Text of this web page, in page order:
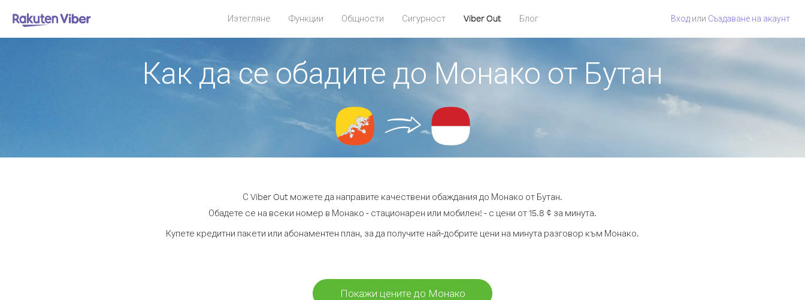
Изтегляне Функции Общности Сигурност Viber Out Блог Вход или Създаване на акаунт
Как да се обадите до Монако от Бутан
С Viber Out можете да направите качествени обаждания до Монако от Бутан.
Обадете се на всеки номер в Монако - стационарен или мобилен! - с цени от 15.8 ¢ за минута.
Купете кредитни пакети или абонаментен план, за да получите най-добрите цени на минута разговор към Монако.
Покажи цените до Монако